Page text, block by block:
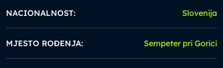
NACIONALNOST: Slovenija
MJESTO ROĐENJA: Sempeter pri Gorici